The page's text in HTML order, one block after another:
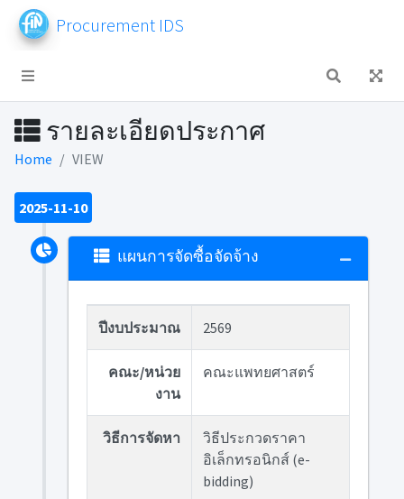
Procurement IDS
รายละเอียดประกาศ
Home VIEW
2025-11-10
แผนการจัดซื้อจัดจ้าง
ปีงบประมาณ 2569
คณะ/หน่วย
งาน
คณะแพทยศาสตร์
วิธีการจัดหา
วิธีประกวดราคา
อิเล็กทรอนิกส์ (e-
bidding)